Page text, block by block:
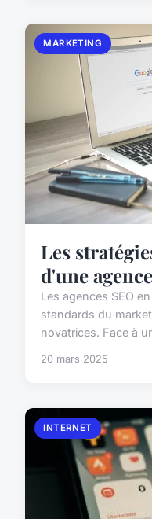
MARKETING
Les
d'une
Les agences SEO
standards du
novatrices. Face à
20 mars 2025
INTERNET